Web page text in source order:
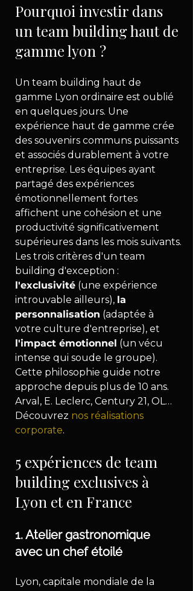
Pourquoi investir dans
un team building haut de
gamme lyon ?
Un team building haut de
gamme Lyon ordinaire est oublié
en quelques jours. Une
expérience haut de gamme crée
des souvenirs communs puissants
et associés durablement à votre
entreprise. Les équipes ayant
partagé des expériences
émotionnellement fortes
affichent une cohésion et une
productivité significativement
supérieures dans les mois suivants.
Les trois critères d'un team
building d'exception :
l'exclusivité (une expérience
introuvable ailleurs), la
personnalisation (adaptée à
votre culture d'entreprise), et
l'impact émotionnel (un vécu
intense qui soude le groupe).
Cette philosophie guide notre
approche depuis plus de 10 ans.
Arval, E. Leclerc, Century 21, OL…
Découvrez nos réalisations
corporate.
5 expériences de team
building exclusives à
Lyon et en France
1. Atelier gastronomique
avec un chef étoilé
Lyon, capitale mondiale de la